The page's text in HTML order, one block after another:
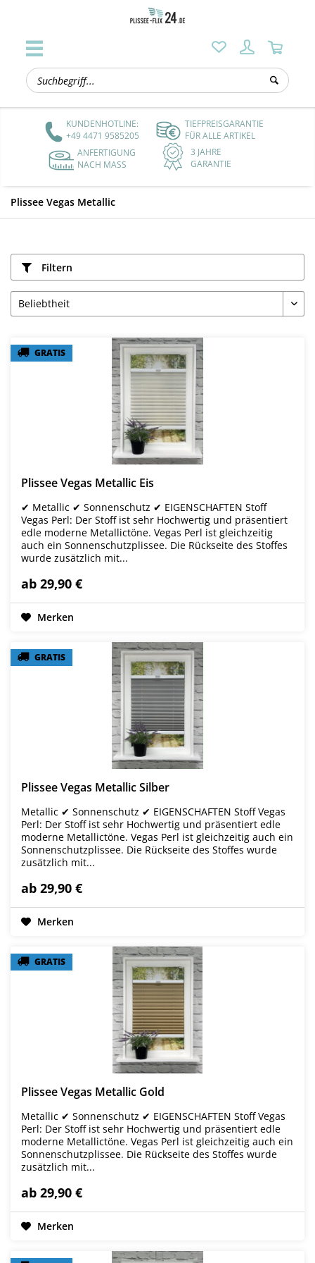
KUNDENHOTLINE:
+49 4471 9585205
TIEFPREISGARANTIE
FÜR ALLE ARTIKEL
ANFERTIGUNG
NACH MASS
3 JAHRE
GARANTIE
Plissee Vegas Metallic
Filtern
GRATIS
GRATIS
Plissee Vegas Metallic Eis
✔ Metallic ✔ Sonnenschutz ✔ EIGENSCHAFTEN Stoff
Vegas Perl: Der Stoff ist sehr Hochwertig und präsentiert
edle moderne Metallictöne. Vegas Perl ist gleichzeitig
auch ein Sonnenschutzplissee. Die Rückseite des Stoffes
wurde zusätzlich mit...
ab 29,90 €
Merken
GRATIS
GRATIS
Plissee Vegas Metallic Silber
Metallic ✔ Sonnenschutz ✔ EIGENSCHAFTEN Stoff Vegas
Perl: Der Stoff ist sehr Hochwertig und präsentiert edle
moderne Metallictöne. Vegas Perl ist gleichzeitig auch ein
Sonnenschutzplissee. Die Rückseite des Stoffes wurde
zusätzlich mit...
ab 29,90 €
Merken
GRATIS
GRATIS
Plissee Vegas Metallic Gold
Metallic ✔ Sonnenschutz ✔ EIGENSCHAFTEN Stoff Vegas
Perl: Der Stoff ist sehr Hochwertig und präsentiert edle
moderne Metallictöne. Vegas Perl ist gleichzeitig auch ein
Sonnenschutzplissee. Die Rückseite des Stoffes wurde
zusätzlich mit...
ab 29,90 €
Merken